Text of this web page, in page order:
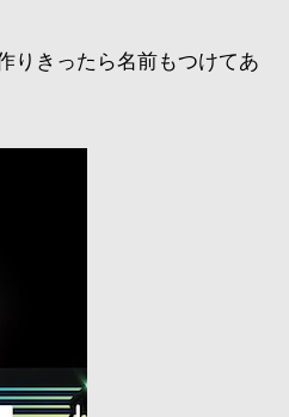
りきったら名前もつけてあ